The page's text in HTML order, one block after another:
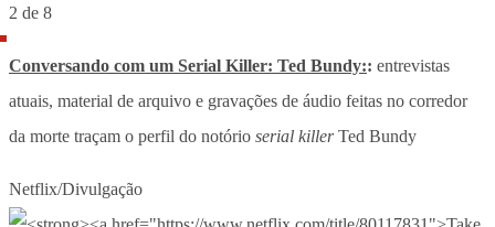
2 de 8
Conversando com um Serial Killer: Ted Bundy:: entrevistas
atuais, material de arquivo e gravações de áudio feitas no corredor
da morte traçam o perfil do notório serial killerTed Bundy
Netflix/Divulgação